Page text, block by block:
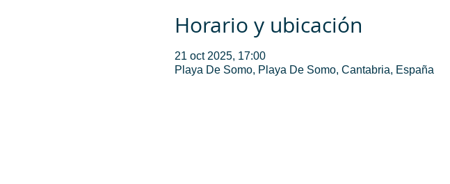
Horario y ubicación
21 oct 2025, 17:00
Playa De Somo, Playa De Somo, Cantabria, España